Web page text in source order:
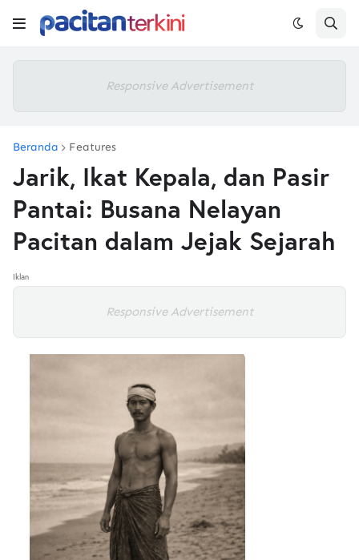
Responsive Advertisement
Beranda Features
Jarik, Ikat Kepala, dan Pasir
Pantai: Busana Nelayan
Pacitan dalam Jejak Sejarah
Iklan
Responsive Advertisement